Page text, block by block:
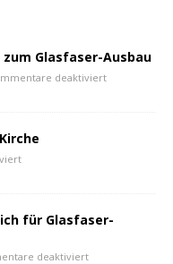
Glasfaser-Ausbau
deaktiviert
für Glasfaser-
deaktiviert